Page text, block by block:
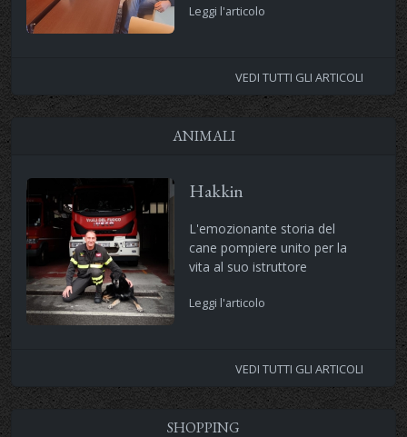
Leggi l'articolo
VEDI TUTTI GLI ARTICOLI
ANIMALI
Hakkin
L'emozionante storia del
cane pompiere unito per la
vita al suo istruttore
Leggi l'articolo
VEDI TUTTI GLI ARTICOLI
SHOPPING